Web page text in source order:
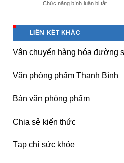
giá
Yên,
Phòng-
sau
Chức năng bình luận bị tắtở
chuyên
nghiệp
LIÊN KẾT KHÁC
Vận chuyển hàng hóa đường
Văn phòng phẩm Thanh Bình
Bán văn phòng phẩm
Chia sẻ kiến thức
Tạp chí sức khỏe